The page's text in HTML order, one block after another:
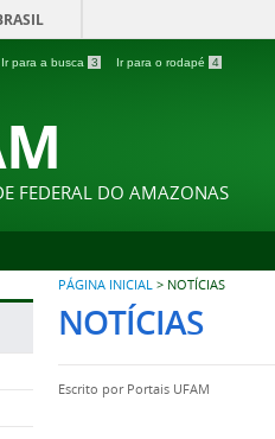
Ir para a busca 3 Ir para o rodapé 4
FEDERAL DO AMAZONAS
PÁGINA INICIAL > NOTÍCIAS
NOTÍCIAS
Escrito por Portais UFAM